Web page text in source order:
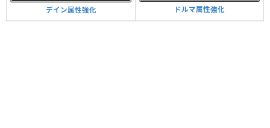
デイン属性強化 ドルマ属性強化